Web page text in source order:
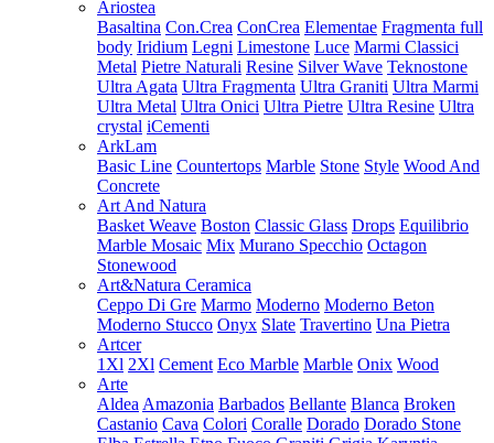
Ariostea
Basaltina Con.Crea ConCrea Elementae Fragmenta full
body Iridium Legni Limestone Luce Marmi Classici
Metal Pietre Naturali Resine Silver Wave Teknostone
Ultra Agata Ultra Fragmenta Ultra Graniti Ultra Marmi
Ultra Metal Ultra Onici Ultra Pietre Ultra Resine Ultra
crystal iCementi
ArkLam
Basic Line Countertops Marble Stone Style Wood And
Concrete
Art And Natura
Basket Weave Boston Classic Glass Drops Equilibrio
Marble Mosaic Mix Murano Specchio Octagon
Stonewood
Art&Natura Ceramica
Ceppo Di Gre Marmo Moderno Moderno Beton
Moderno Stucco Onyx Slate Travertino Una Pietra
Artcer
1Xl 2Xl Cement Eco Marble Marble Onix Wood
Arte
Aldea Amazonia Barbados Bellante Blanca Broken
Castanio Cava Colori Coralle Dorado Dorado Stone